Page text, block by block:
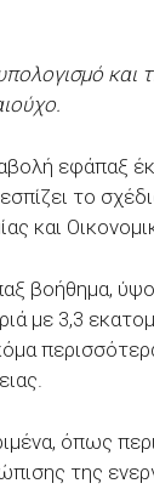
και
εφάπαξ
το
και
βοήθημα,
με 3,3
όπως
της